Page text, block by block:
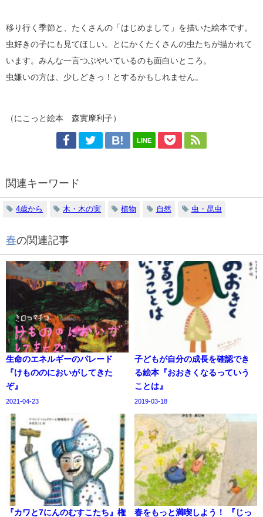
移り行く季節と、たくさんの「はじめまして」を描いた絵本です。
虫好きの子にも見てほしい。とにかくたくさんの虫たちが描かれて
います。みんな一言つぶやいているのも面白いところ。
虫嫌いの方は、少しどきっ！とするかもしれません。
（にこっと絵本 森實摩利子）
LINE
関連キーワード
4歳から 木・木の実 植物 自然 虫・昆虫
春の関連記事
生命のエネルギーのパレード
『けもののにおいがしてきた
ぞ』
2021-04-23
子どもが自分の成長を確認でき
る絵本『おおきくなるっていう
ことは』
2019-03-18
『カワと7にんのむすこたち』権 春をもっと満喫しよう！ 『じっ